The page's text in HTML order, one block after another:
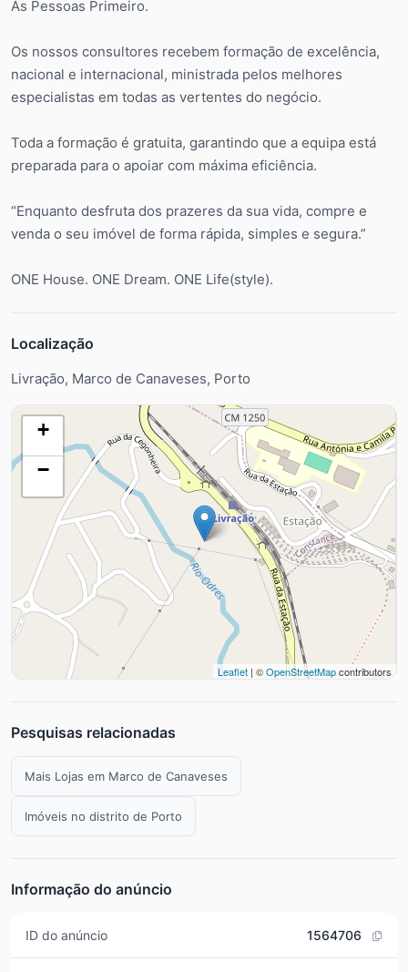
As Pessoas Primeiro.
Os nossos consultores recebem formação de excelência,
nacional e internacional, ministrada pelos melhores
especialistas em todas as vertentes do negócio.
Toda a formação é gratuita, garantindo que a equipa está
preparada para o apoiar com máxima eficiência.
“Enquanto desfruta dos prazeres da sua vida, compre e
venda o seu imóvel de forma rápida, simples e segura.”
ONE House. ONE Dream. ONE Life(style).
Localização
Livração, Marco de Canaveses, Porto
+
−
Leaflet | ©OpenStreetMapcontributors
Pesquisas relacionadas
Mais Lojas em Marco de Canaveses
Imóveis no distrito de Porto
Informação do anúncio
ID do anúncio 1564706